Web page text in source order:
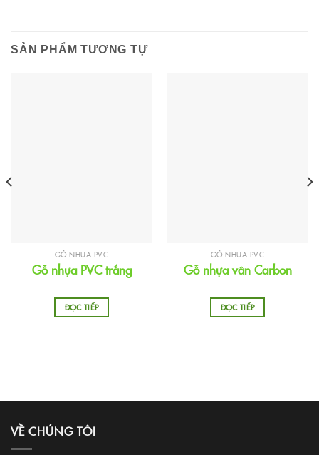
SẢN PHẨM TƯƠNG TỰ
GỖ NHỰA PVC
Gỗ nhựa PVC trắng
ĐỌC TIẾP
GỖ NHỰA PVC
Gỗ nhựa vân Carbon
ĐỌC TIẾP
VỀ CHÚNG TÔI